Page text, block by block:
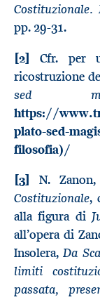
Costituzionale.
pp. 29-31.
[2]
Cfr. per
ricostruzione
sed
https://
plato-sed-
filosofia)/
[3]
N. Zanon,
Costituzionale,
alla figura di
all’opera di
Insolera,Da
limiti
passata,